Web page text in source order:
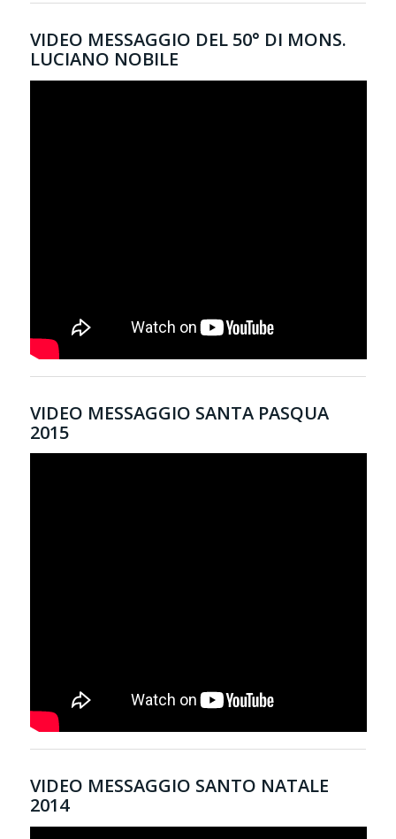
VIDEO MESSAGGIO DEL 50° DI MONS.
LUCIANO NOBILE
VIDEO MESSAGGIO SANTA PASQUA
2015
VIDEO MESSAGGIO SANTO NATALE
2014